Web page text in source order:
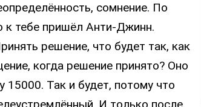
сомнение. По
тебе пришёл Анти-Джинн.
решение, что будет так, как
когда решение принято? Оно
15000. Так и будет, потому что